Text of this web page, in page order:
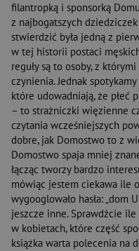
filantropką i sponsorką
z najbogatszych
stwierdzić była jedną z
w tej historii postaci
reguły są to osoby, z
czynienia. Jednak
które udowadniają, że płeć
– to strażniczki więzienne
czytania wcześniejszych
dobre, jak Domostwo to z
Domostwo spaja mniej
łącząc tworzy bardzo
mówiąc jestem ciekawa ile
wygooglowało hasła: „dom
jeszcze inne. Sprawdźcie
w kobietach, które część
książka warta polecenia na